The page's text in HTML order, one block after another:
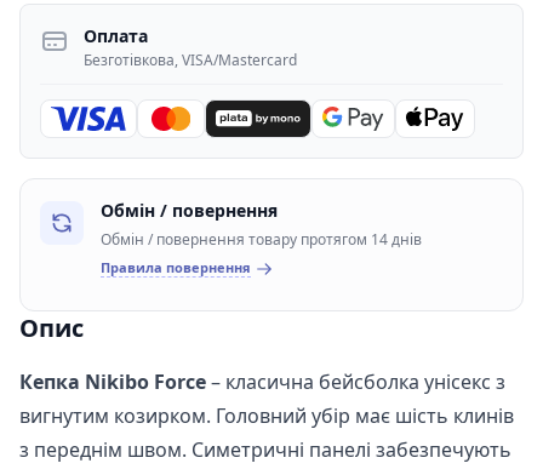
Опис
Кепка Nikibo Force– класична бейсболка унісекс з
вигнутим козирком. Головний убір має шість клинів
з переднім швом. Симетричні панелі забезпечують
Оплата
Безготівкова, VISA/Mastercard
Обмін / повернення
Обмін / повернення товару протягом 14 днів
Правила повернення